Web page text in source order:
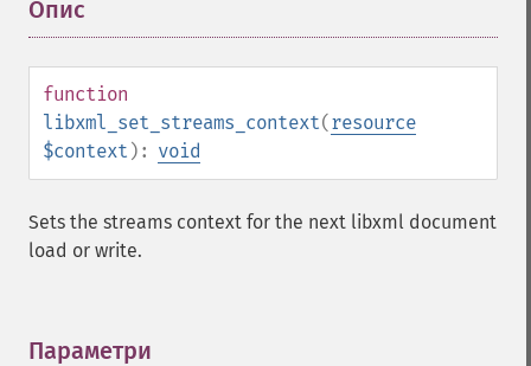
Опис
function
libxml_set_streams_context(resource
$context ): void
Sets the streams context for the next libxml document
load or write.
Параметри